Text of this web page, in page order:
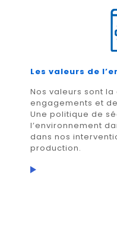
Les valeurs de
Nos valeurs sont
engagements et
Une politique de
l’environnement
dans nos
production.